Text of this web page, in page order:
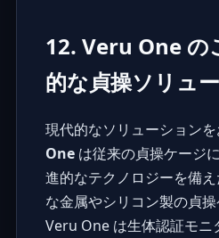
12. Veru One の
的な貞操ソリュ
現代的なソリューションを
Oneは従来の貞操ケージ
進的なテクノロジーを備
な金属やシリコン製の貞操
Veru One は生体認証モニ